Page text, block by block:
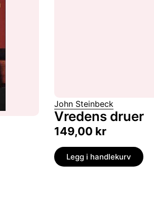
John Steinbeck
Vredens druer
149,00 kr
Legg i handlekurv